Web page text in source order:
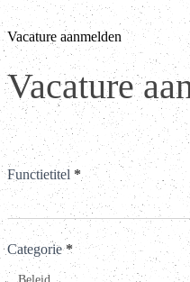
Vacature aanmelden
Vacature
aanmelden
Vacature
Functietitel *
Categorie*